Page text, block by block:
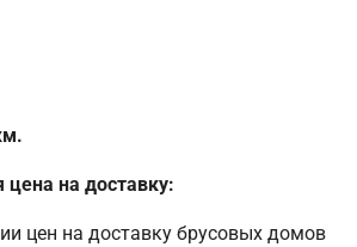
цена на доставку:
цен на доставку брусовых домов